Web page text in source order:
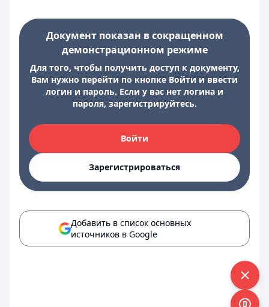
Документ показан в сокращенном
демонстрационном режиме
Для того, чтобы получить доступ к документу,
Вам нужно перейти по кнопке Войти и ввести
логин и пароль. Если у вас нет логина и
пароля, зарегистрируйтесь.
Войти
Зарегистрироваться
Добавить в список основных
источников в Google